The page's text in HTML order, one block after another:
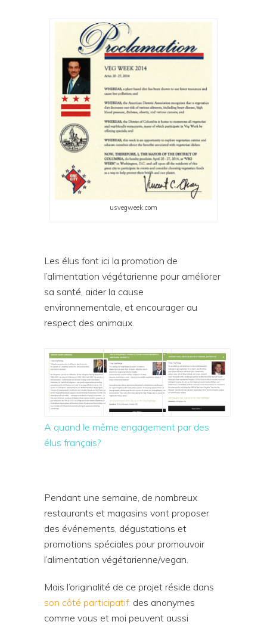
usvegweek.com
Les élus font ici la promotion de
l’alimentation végétarienne pour améliorer
sa santé, aider la cause
environnementale, et encourager au
respect des animaux.
A quand le même engagement par des
élus français?
Pendant une semaine, de nombreux
restaurants et magasins vont proposer
des événements, dégustations et
promotions spéciales pour promouvoir
l’alimentation végétarienne/vegan.
Mais l’originalité de ce projet réside dans
son côté participatif: des anonymes
comme vous et moi peuvent aussi